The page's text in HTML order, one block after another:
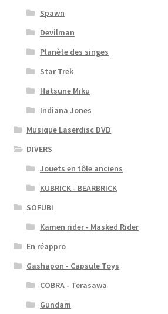
Spawn
Devilman
Planète des singes
Star Trek
Hatsune Miku
Indiana Jones
Musique Laserdisc DVD
DIVERS
Jouets en tôle anciens
KUBRICK - BEARBRICK
SOFUBI
Kamen rider - Masked Rider
En réappro
Gashapon - Capsule Toys
COBRA - Terasawa
Gundam